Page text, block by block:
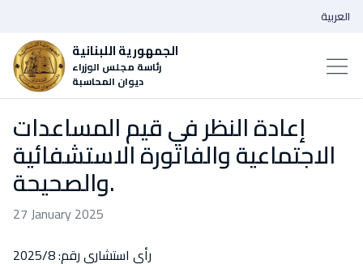
الجمهورية اللبنانية
رئاسة مجلس الوزراء
ديوان المحاسبة
العربية
إعادة النظر في قيم المساعدات
الاجتماعية والفاتورة الاستشفائية
والصحيحة.
27 January 2025
رأي استشاري رقم: 2025/8